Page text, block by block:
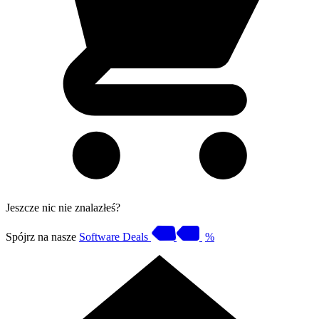
Jeszcze nic nie znalazłeś?
Spójrz na nasze Software Deals %